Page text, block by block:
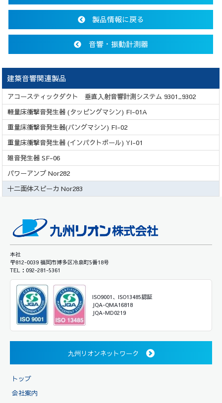
製品情報に戻る
音響・振動計測器
建築音響関連製品
アコースティックダクト 垂直入射音響計測システム 9301_9302
軽量床衝撃音発生器 (タッピングマシン) FI-01A
重量床衝撃音発生器(バングマシン) FI-02
重量床衝撃音発生器 (インパクトボール) YI-01
雑音発生器 SF-06
パワーアンプ Nor282
十二面体スピーカ Nor283
本社
〒812-0039 福岡市博多区冷泉町5番18号
TEL：092-281-5361
ISO9001、ISO13485認証
JQA-QMA16818
JQA-MD0219
九州リオンネットワーク
トップ
会社案内